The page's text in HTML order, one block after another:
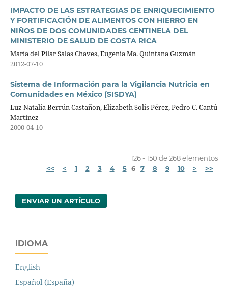
IMPACTO DE LAS ESTRATEGIAS DE ENRIQUECIMIENTO
Y FORTIFICACIÓN DE ALIMENTOS CON HIERRO EN
NIÑOS DE DOS COMUNIDADES CENTINELA DEL
MINISTERIO DE SALUD DE COSTA RICA
María del Pilar Salas Chaves, Eugenia Ma. Quintana Guzmán
2012-07-10
Sistema de Información para la Vigilancia Nutricia en
Comunidades en México (SISDYA)
Luz Natalia Berrún Castañon, Elizabeth Solís Pérez, Pedro C. Cantú
Martínez
2000-04-10
126 - 150 de 268 elementos
<<
< 1 2 3 4 5 6 7 8 9 10 > >>
ENVIAR UN ARTÍCULO
IDIOMA
English
Español (España)